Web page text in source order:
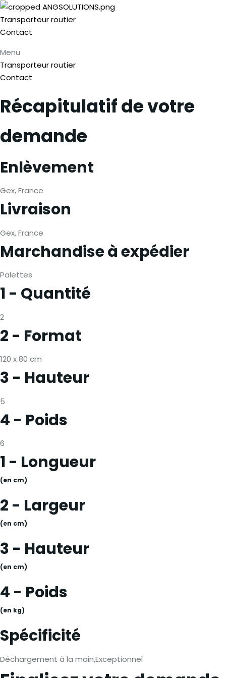
Transporteur routier
Contact
Menu
Transporteur routier
Contact
Récapitulatif de votre
demande
Enlèvement
Gex, France
Livraison
Gex, France
Marchandise à expédier
Palettes
1 - Quantité
2
2 - Format
120 x 80 cm
3 - Hauteur
5
4 - Poids
6
1 - Longueur
(en cm)
2 - Largeur
(en cm)
3 - Hauteur
(en cm)
4 - Poids
(en kg)
Spécificité
Déchargement à la main,Exceptionnel